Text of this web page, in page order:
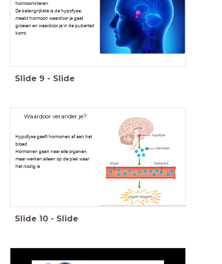
hormoonklieren.
De belangrijkste is de hypofyse;
maakt hormoon waardoor je gaat
groeien en waardoor je in de puberteit
komt.
Slide 9 - Slide
Waardoor verander je?
Hypofyse geeft hormonen af aan het
bloed
Hormonen gaan naar alle organen,
maar werken alleen op de plek waar
het nodig is
Slide 10 - Slide